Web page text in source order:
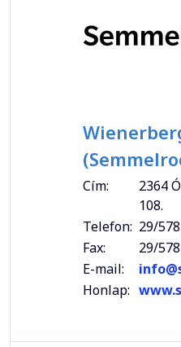
Cím:
2364
108.
Telefon: 29/
Fax:
29/
E-mail:
Honlap: